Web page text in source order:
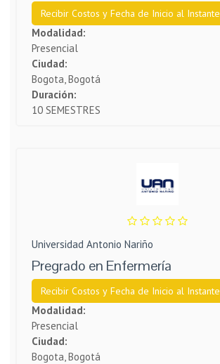
Recibir Costos y Fecha de Inicio al Instante
Modalidad:
Presencial
Ciudad:
Bogota, Bogotá
Duración:
10 SEMESTRES
Universidad Antonio Nariño
Pregrado en Enfermería
Recibir Costos y Fecha de Inicio al Instante
Modalidad:
Presencial
Ciudad:
Bogota, Bogotá